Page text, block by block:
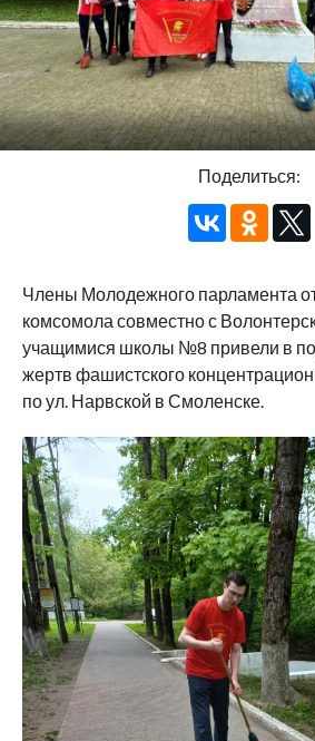
Поделиться:
Члены Молодежного парламента
комсомола совместно с
учащимися школы №8 привели в
жертв фашистского
по ул. Нарвской в Смоленске.